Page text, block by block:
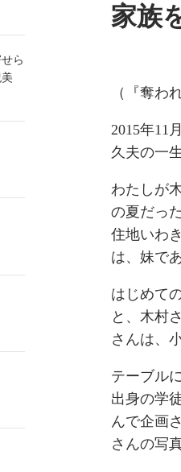
家族
（ 『奪わ
2015年11
久夫の一
わたしが
の夏だっ
住地いわ
は、妹で
はじめて
と、木村
さんは、
テーブル
出身の学
んで企画
さんの写
ら